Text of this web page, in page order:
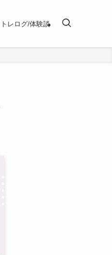
トレログ/体験談